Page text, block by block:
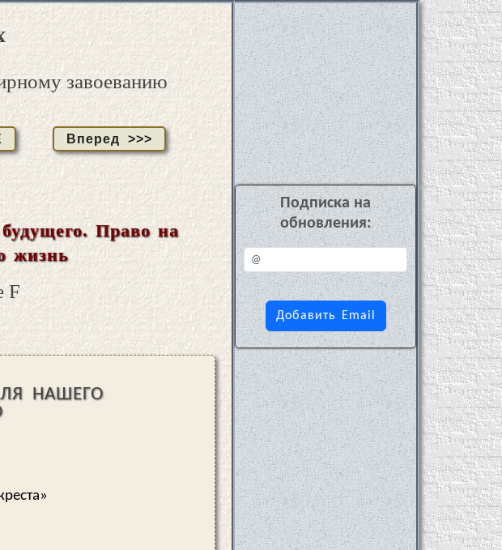
завоеванию
Вперед >>>
Право на
жизнь
F
НАШЕГО
Подписка на
обновления: